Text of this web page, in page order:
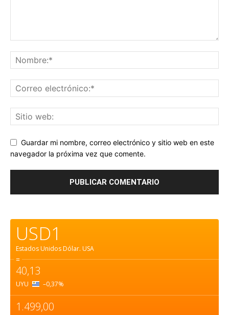
Guardar mi nombre, correo electrónico y sitio web en este
navegador la próxima vez que comente.
USD1
Estados Unidos Dólar. USA
=
40,13
UYU –0,37%
1.499,00